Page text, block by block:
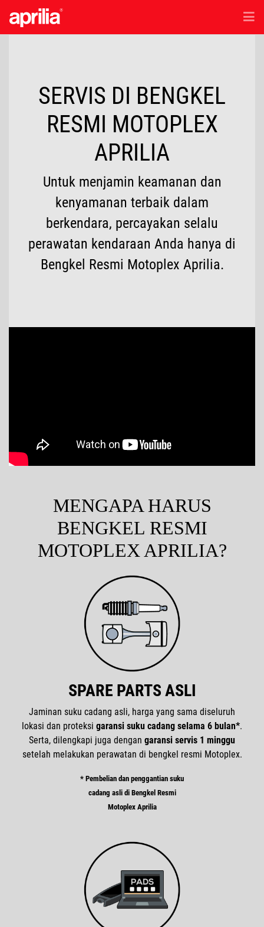
/ID
Accessories
Purna Jual
Berita & Penawaran Ekslusif
Lokasi Dealer
SERVIS DI BENGKEL
RESMI MOTOPLEX
APRILIA
Untuk menjamin keamanan dan
kenyamanan terbaik dalam
berkendara, percayakan selalu
perawatan kendaraan Anda hanya di
Bengkel Resmi Motoplex Aprilia.
MENGAPA HARUS
BENGKEL RESMI
MOTOPLEX APRILIA?
SPARE PARTS ASLI
Jaminan suku cadang asli, harga yang sama diseluruh
lokasi dan proteksi garansi suku cadang selama 6 bulan*.
Serta, dilengkapi juga dengan garansi servis 1 minggu
setelah melakukan perawatan di bengkel resmi Motoplex.
* Pembelian dan penggantian suku
cadang asli di Bengkel Resmi
Motoplex Aprilia